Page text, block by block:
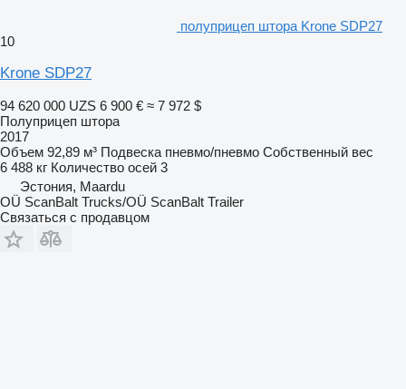
полуприцеп штора Krone SDP27
10
Krone SDP27
94 620 000 UZS 6 900 € ≈ 7 972 $
Полуприцеп штора
2017
Объем 92,89 м³ Подвеска пневмо/пневмо Собственный вес
6 488 кг Количество осей 3
Эстония, Maardu
OÜ ScanBalt Trucks/OÜ ScanBalt Trailer
Связаться с продавцом